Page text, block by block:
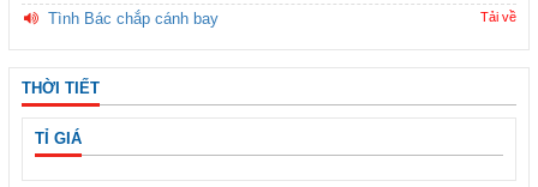
Tình Bác chắp cánh bay Tải về
THỜI TIẾT
TỈ GIÁ